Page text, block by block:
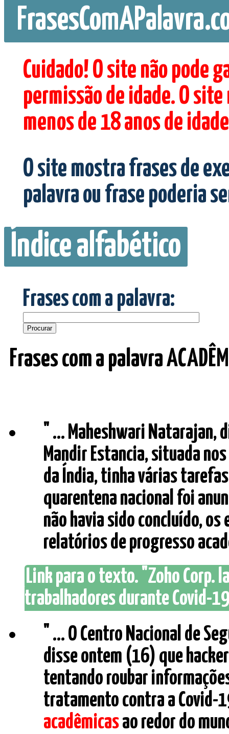
Cuidado! O site não pode
permissão de idade. O
menos de 18 anos de
O site mostra frases de
palavra ou frase poderia
Índice alfabético
Frases com a palavra:
Frases com a palavra
" ... Maheshwari Natarajan,
Mandir Estancia, situada
da Índia, tinha várias
quarentena nacional foi
não havia sido concluído,
relatórios de progresso
Link para o texto. "Zoho Corp.
trabalhadores durante Covid-
" ... O Centro Nacional de
disse ontem (16) que
tentando roubar
tratamento contra a Covid-
acadêmicasao redor do